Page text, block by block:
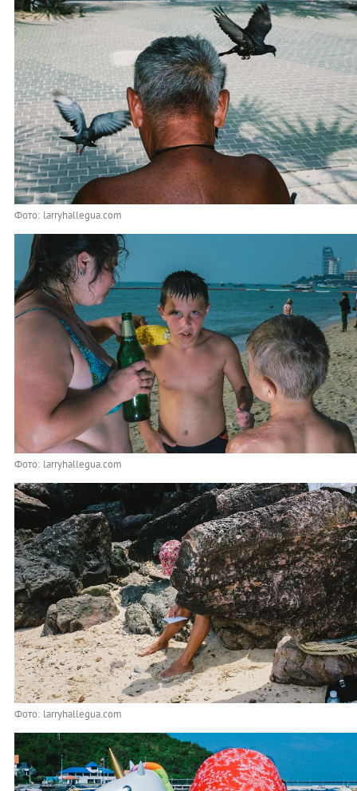
Фото: larryhallegua.com
Фото: larryhallegua.com
Фото: larryhallegua.com